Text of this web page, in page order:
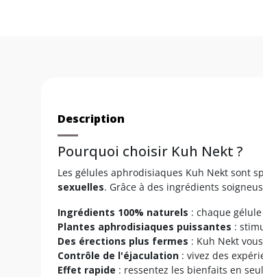
Description
Pourquoi choisir Kuh Nekt ?
Les gélules aphrodisiaques Kuh Nekt sont
sexuelles. Grâce à des ingrédients
Ingrédients 100% naturels : chaque
Plantes aphrodisiaques puissantes :
Des érections plus fermes : Kuh Nekt
Contrôle de l'éjaculation : vivez des
Effet rapide : ressentez les bienfaits en